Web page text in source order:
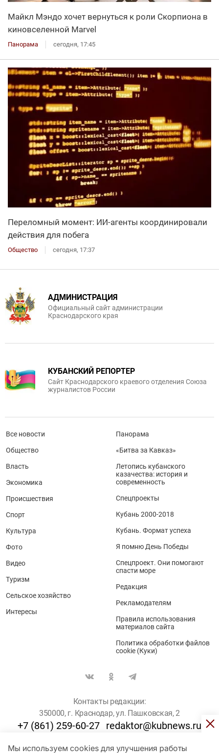
Майкл Мэндо хочет вернуться к роли Скорпиона в
киновселенной Marvel
Панорама сегодня, 17:45
Переломный момент: ИИ-агенты координировали
действия для побега
Общество сегодня, 17:37
Мы используем cookies для улучшения работы
АДМИНИСТРАЦИЯ
Официальный сайт администрации
Краснодарского края
КУБАНСКИЙ РЕПОРТЕР
Сайт Краснодарского краевого отделения Союза
журналистов России
Все новости
Общество
Власть
Экономика
Происшествия
Спорт
Культура
Фото
Видео
Туризм
Сельское хозяйство
Интересы
Панорама
«Битва за Кавказ»
Летопись кубанского
казачества: история и
современность
Спецпроекты
Кубань 2000-2018
Кубань. Формат успеха
Я помню День Победы
Спецпроект. Они помогают
спасти море
Редакция
Рекламодателям
Правила использования
материалов сайта
Политика обработки файлов
cookie (Куки)
Контакты редакции:
350000, г. Краснодар, ул. Пашковская, 2
+7 (861) 259-60-27 redaktor@kubnews.ru
Для пользователей старше 16 лет